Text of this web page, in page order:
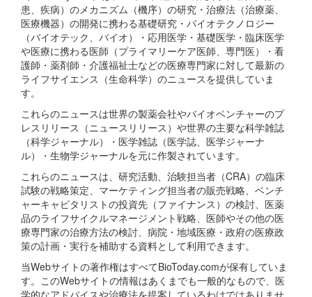
患、疾病）のメカニズム（機序）の研究・治療法（治療薬、
医療機器）の開発に携わる基礎研究・バイオテクノロジー
（バイオテック、バイオ）・応用医学・基礎医学・臨床医学
や医療に携わる医師（プライマリーケア医師、専門医）・看
護師・薬剤師・介護福祉士などの医療専門家に対して最新の
ライフサイエンス（生命科学）のニュースを提供していま
す。
これらのニュースは世界の製薬会社やバイオベンチャーのプ
レスリリース（ニュースリリース）や世界の主要な科学雑誌
（科学ジャーナル）・医学雑誌（医学誌、医学ジャーナ
ル）・生物学ジャーナルを元に作製されています。
これらのニュースは、研究活動、治験担当者（CRA）の臨床
試験の戦略策定、マーケティング担当者の販売戦略、ベンチ
ャーキャピタリストの投資先（ファイナンス）の検討、医薬
品のライフサイクルマネージメント戦略、医師やその他の医
療専門家の治療方法の検討、病院・地域医療・政府の医療政
策の計画・実行を補助する資料として利用できます。
当Webサイトの著作権はすべてBioToday.comが保有していま
す。このWebサイトの情報はあくまでも一般的なもので、医